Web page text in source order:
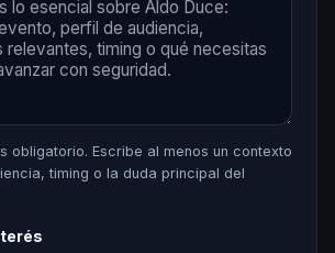
obligatorio. Escribe al menos un contexto
timing o la duda principal del